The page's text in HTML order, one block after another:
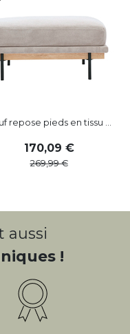
repose pieds en tissu ...
170,09
269,99
aussi
!